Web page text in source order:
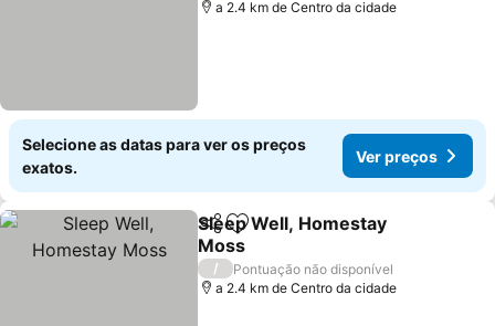
a 2.4 km de Centro da cidade
Selecione as datas para ver os preços
exatos.
Ver preços
PartilharAdicionar aos favoritos
Sleep Well, Homestay
Moss
Ver preços
/
Pontuação não disponível
a 2.4 km de Centro da cidade